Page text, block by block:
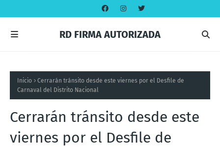
RD FIRMA AUTORIZADA
Inicio
Cerrarán tránsito desde este viernes por el Desfile de
Carnaval del Distrito Nacional
Cerrarán tránsito desde este
viernes por el Desfile de